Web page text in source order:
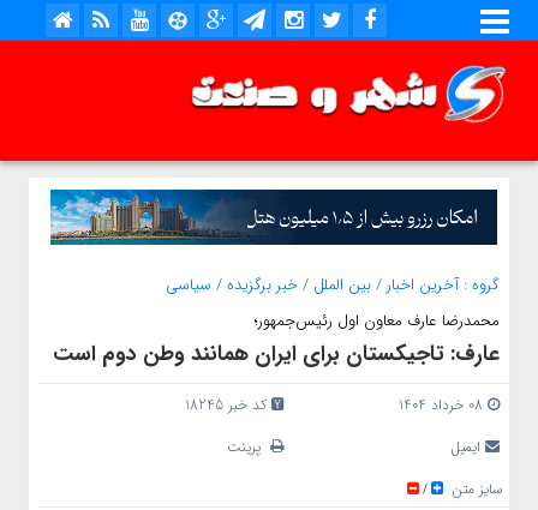
گروه :آخرین اخبار /بین الملل /خبر برگزیده/ سیاسی
محمدرضا عارف معاون اول رئیس‌جمهور؛
عارف: تاجیکستان برای ایران همانند وطن دوم است
08 خرداد 1404
کد خبر 18245
ایمیل
پرینت
سایز متن
/